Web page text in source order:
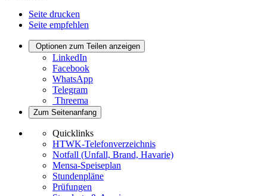
Seite drucken
Seite empfehlen
Optionen zum Teilen anzeigen
LinkedIn
Facebook
WhatsApp
Telegram
Threema
Zum Seitenanfang
Quicklinks
HTWK-Telefonverzeichnis
Notfall (Unfall, Brand, Havarie)
Mensa-Speiseplan
Stundenpläne
Prüfungen